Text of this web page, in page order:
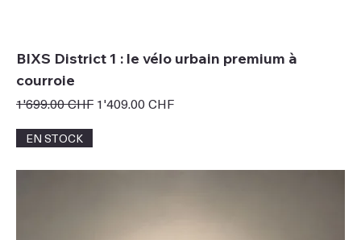
BIXS District 1 : le vélo urbain premium à
courroie
Prix original
1'699.00 CHF Prix promotionnel
1'409.00 CHF
EN STOCK